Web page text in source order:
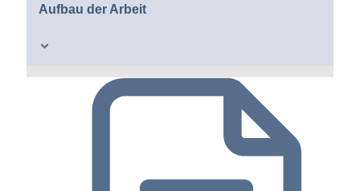
Aufbau der Arbeit